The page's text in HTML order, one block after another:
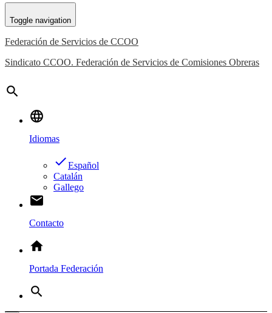
Toggle navigation
Federación de Servicios de CCOO
Sindicato CCOO. Federación de Servicios de Comisiones Obreras
search
language
Idiomas
doneEspañol
Catalán
Gallego
email
Contacto
home
Portada Federación
search